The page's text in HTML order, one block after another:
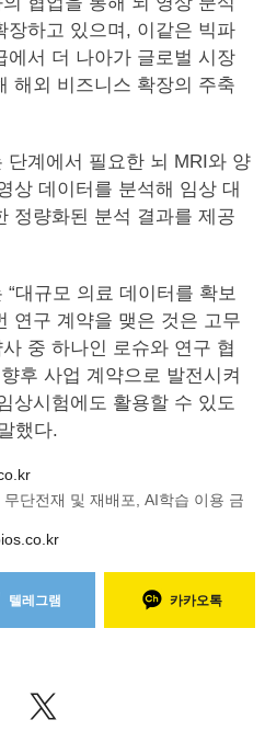
장하고 있으며, 이같은 빅파
에서 더 나아가 글로벌 시장
해외 비즈니스 확장의 주축
단계에서 필요한 뇌 MRI와 양
상 데이터를 분석해 임상 대
정량화된 분석 결과를 제공
대규모 의료 데이터를 확보
연구 계약을 맺은 것은 고무
중 하나인 로슈와 연구 협
후 사업 계약으로 발전시켜
상시험에도 활용할 수 있도
했다.
단전재 및 재배포, AI학습 이용 금
텔레그램 카카오톡
트위
터로